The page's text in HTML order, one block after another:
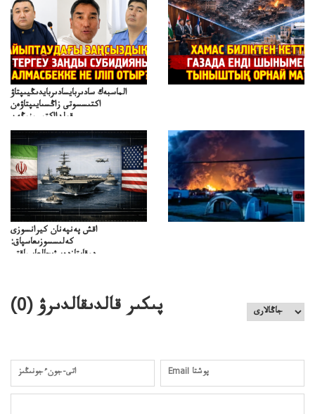
الماسبەك سادىربايسادىربايدىڭيىپتاۋ
اكتىسسوتى زاڭسىايىپتاۋەن
قولدااكتىسىنىڭەن
ميلليونزاڭسىزدىعىمەنقولدانوسىرىلگەنميلليوندار
اقش پەنپەنان كيرانسوزى
كەلىسسوزىعاسپاق:
دوقايتازدەسۋىجالعاسپاقتى
پىكىر قالدىقالدىرۋ (0
)